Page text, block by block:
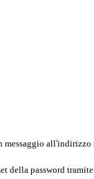
messaggio
della password